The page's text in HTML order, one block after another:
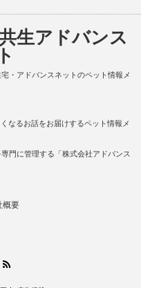
生アドバンス
・アドバンスネットのペット情報メ
なるお話をお届けするペット情報メ
門に管理する「株式会社アドバンス
概要
Facebook